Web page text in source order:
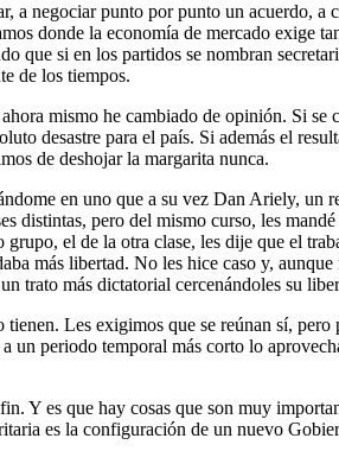
a negociar punto por punto un acuerdo,
donde la economía de mercado exige
que si en los partidos se nombran
de los tiempos.
mismo he cambiado de opinión. Si
desastre para el país. Si además el
de deshojar la margarita nunca.
en uno que a su vez Dan Ariely,
distintas, pero del mismo curso, les
el de la otra clase, les dije que el
más libertad. No les hice caso y,
trato más dictatorial cercenándoles su
Les exigimos que se reúnan sí,
un periodo temporal más corto lo
Y es que hay cosas que son muy
es la configuración de un nuevo